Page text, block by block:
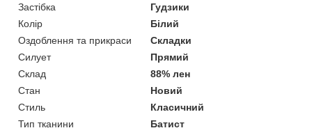
Застібка
Гудзики
Колір
Білий
Оздоблення та прикраси
Складки
Силует
Прямий
Склад
88% лен
Стан
Новий
Стиль
Класичний
Тип тканини
Батист